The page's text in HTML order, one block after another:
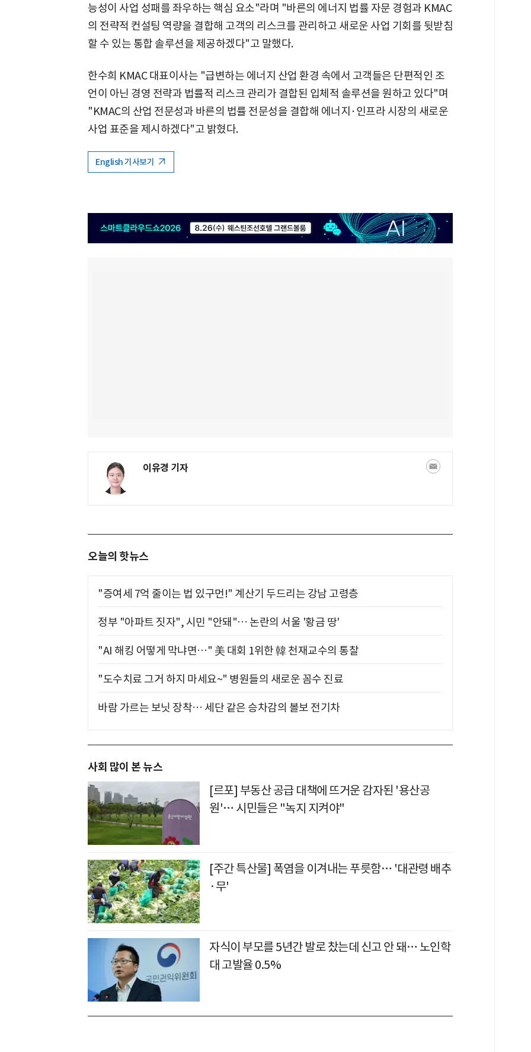
능성이 사업 성패를 좌우하는 핵심 요소"라며 "바른의 에너지 법률 자문 경험과 KMAC
의 전략적 컨설팅 역량을 결합해 고객의 리스크를 관리하고 새로운 사업 기회를 뒷받침
할 수 있는 통합 솔루션을 제공하겠다"고 말했다.
한수희 KMAC 대표이사는 "급변하는 에너지 산업 환경 속에서 고객들은 단편적인 조
언이 아닌 경영 전략과 법률적 리스크 관리가 결합된 입체적 솔루션을 원하고 있다"며
"KMAC의 산업 전문성과 바른의 법률 전문성을 결합해 에너지·인프라 시장의 새로운
사업 표준을 제시하겠다"고 밝혔다.
English 기사보기
이유경 기자
오늘의 핫뉴스
"증여세 7억 줄이는 법 있구먼!" 계산기 두드리는 강남 고령층
정부 "아파트 짓자", 시민 "안돼"… 논란의 서울 '황금 땅'
"AI 해킹 어떻게 막냐면…" 美 대회 1위한 韓 천재교수의 통찰
"도수치료 그거 하지 마세요~" 병원들의 새로운 꼼수 진료
바람 가르는 보닛 장착… 세단 같은 승차감의 볼보 전기차
사회 많이 본 뉴스
[르포] 부동산 공급 대책에 뜨거운 감자된 '용산공
원'… 시민들은 "녹지 지켜야"
[주간 특산물] 폭염을 이겨내는 푸릇함… '대관령 배추
·무'
자식이 부모를 5년간 발로 찼는데 신고 안 돼… 노인학
대 고발율 0.5%